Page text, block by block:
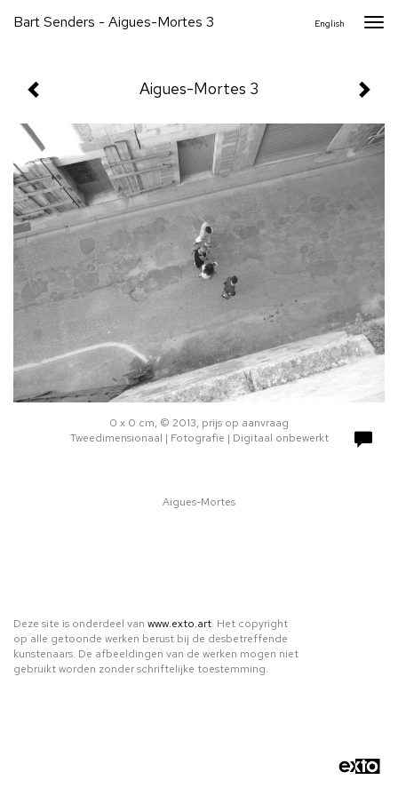
Bart Senders - Aigues-Mortes 3 English
Aigues-Mortes 3
0 x 0 cm, © 2013, prijs op aanvraag
Tweedimensionaal | Fotografie | Digitaal onbewerkt
Aigues-Mortes
Deze site is onderdeel van www.exto.art. Het copyright
op alle getoonde werken berust bij de desbetreffende
kunstenaars. De afbeeldingen van de werken mogen niet
gebruikt worden zonder schriftelijke toestemming.